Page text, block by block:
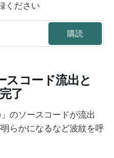
ください
スコード流出と
了
のソースコードが流出
らかになるなど波紋を呼